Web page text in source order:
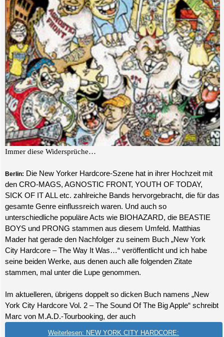
Immer diese Widersprüche…
Berlin: Die New Yorker Hardcore-Szene hat in ihrer Hochzeit mit
den CRO-MAGS, AGNOSTIC FRONT, YOUTH OF TODAY,
SICK OF IT ALL etc. zahlreiche Bands hervorgebracht, die für das
gesamte Genre einflussreich waren. Und auch so
unterschiedliche populäre Acts wie BIOHAZARD, die BEASTIE
BOYS und PRONG stammen aus diesem Umfeld. Matthias
Mader hat gerade den Nachfolger zu seinem Buch „New York
City Hardcore – The Way It Was…“ veröffentlicht und ich habe
seine beiden Werke, aus denen auch alle folgenden Zitate
stammen, mal unter die Lupe genommen.
Im aktuelleren, übrigens doppelt so dicken Buch namens „New
York City Hardcore Vol. 2 – The Sound Of The Big Apple“ schreibt
Marc von M.A.D.-Tourbooking, der auch
Weiterlesen: NEW YORK CITY HARDCORE: